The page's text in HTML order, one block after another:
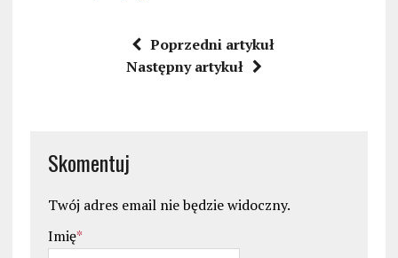
Poprzedni artykuł
Następny artykuł
Skomentuj
Twój adres email nie będzie widoczny.
Imię*